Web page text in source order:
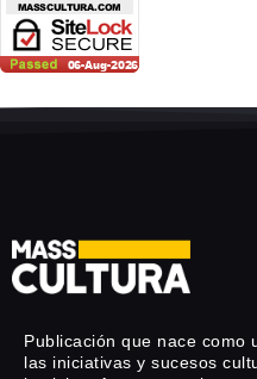
Publicación que nace como
las iniciativas y sucesos